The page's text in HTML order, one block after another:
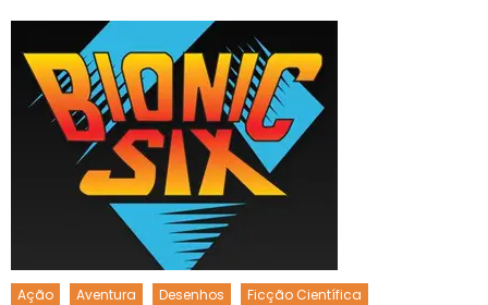
Ação Aventura Desenhos Ficção Científica